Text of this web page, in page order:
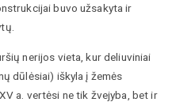
buvo užsakyta ir
nerijos vieta, kur deliuviniai
dūlėsiai) iškyla į žemės
a. vertėsi ne tik žvejyba, bet ir